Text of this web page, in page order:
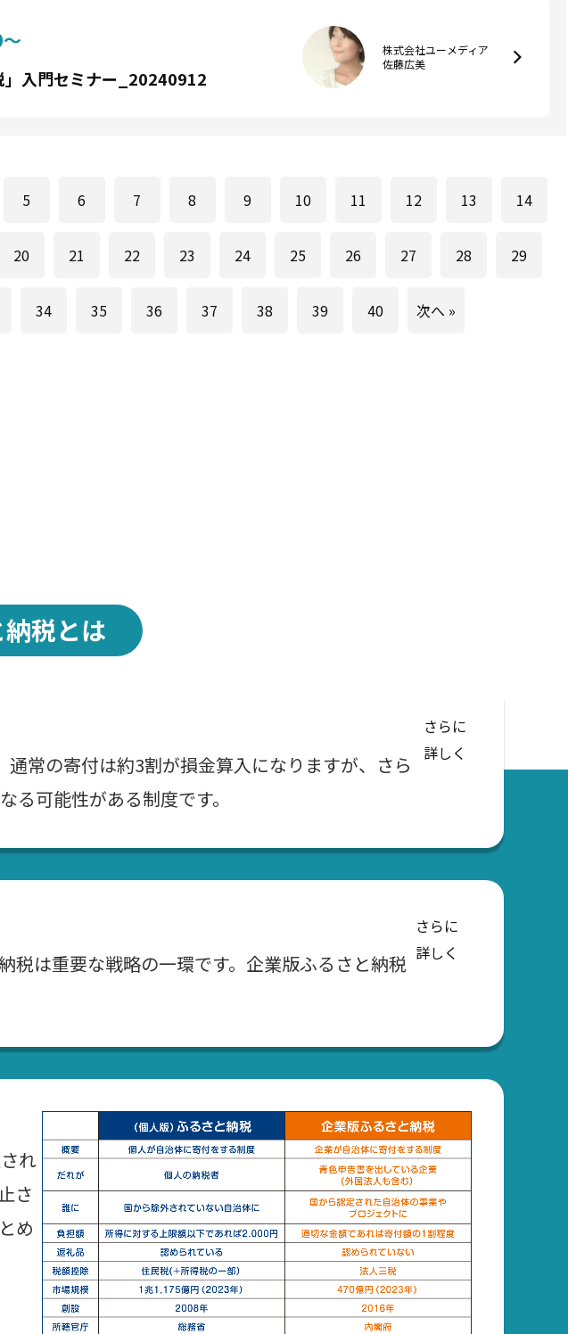
」入門セミナー_20240912
株式会社ユーメディア
佐藤広美
5 6 7 8 9 10 11 12 13 14
20 21 22 23 24 25 26 27 28 29
34 35 36 37 38 39 40 次へ »
税とは
常の寄付は約3割が損金算入になりますが、さら
可能性がある制度です。
さらに
詳しく
税は重要な戦略の一環です。企業版ふるさと納税
さらに
詳しく
れ
さ
め